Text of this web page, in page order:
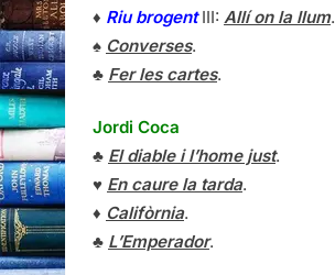
♦ Riu brogentIII: Allí on la llum.
♠ Converses.
♣ Fer les cartes.
Jordi Coca
♣ El diable i l’home just.
♥ En caure la tarda.
♦ Califòrnia.
♣ L’Emperador.